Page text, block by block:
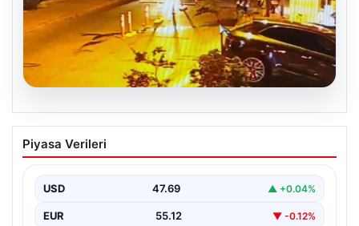
05.08.2026
Şişli’de Silahlı Saldırı: Nilda Müge
Şahin’e Kurşunlar Yağdı
Eczaneden ilaç aldıktan sonra kardeşini bekleyen 26…
Piyasa Verileri
USD 47.69 ▲ +0.04%
EUR 55.12 ▼ -0.12%